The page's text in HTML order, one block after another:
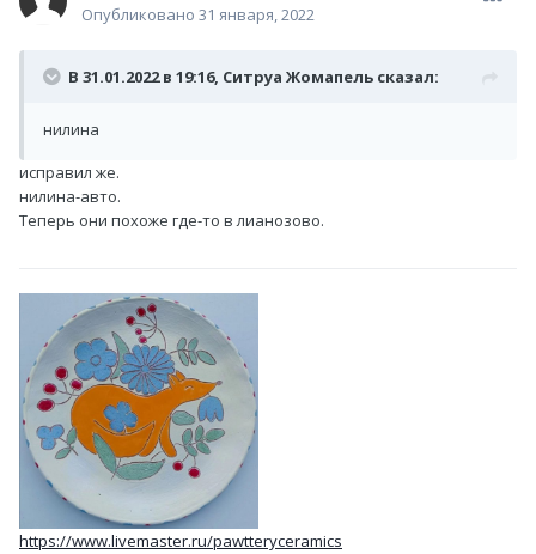
Опубликовано 31 января, 2022
В 31.01.2022 в 19:16, Ситруа Жомапель сказал:
нилина
исправил же.
нилина-авто.
Теперь они похоже где-то в лианозово.
https://www.livemaster.ru/pawtteryceramics